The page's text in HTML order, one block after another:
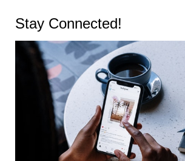
Stay Connected!